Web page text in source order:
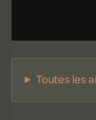
Toutes les